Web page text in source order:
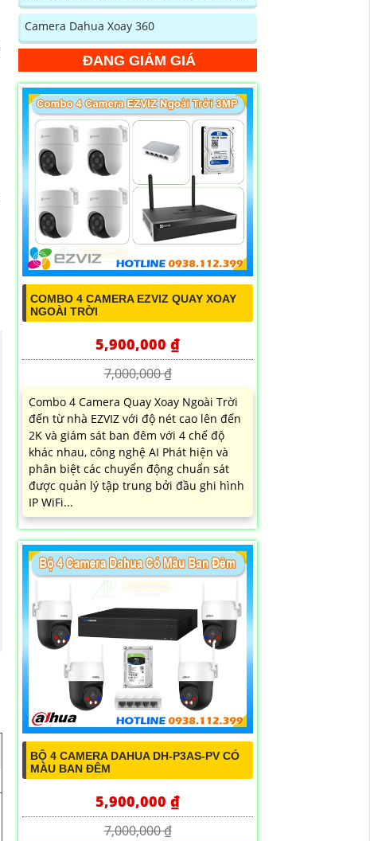
Camera Dahua Xoay 360
ĐANG GIẢM GIÁ
COMBO 4 CAMERA EZVIZ QUAY XOAY
NGOÀI TRỜI
5,900,000 ₫
7,000,000 ₫
Combo 4 Camera Quay Xoay Ngoài Trời
đến từ nhà EZVIZ với độ nét cao lên đến
2K và giám sát ban đêm với 4 chế độ
khác nhau, công nghệ AI Phát hiện và
phân biệt các chuyển động chuẩn sát
được quản lý tập trung bởi đầu ghi hình
IP WiFi...
BỘ 4 CAMERA DAHUA DH-P3AS-PV CÓ
MÀU BAN ĐÊM
5,900,000 ₫
7,000,000 ₫